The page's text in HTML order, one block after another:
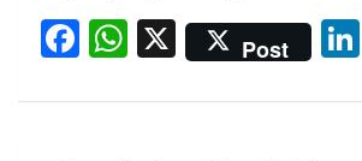
F
ce
W
at
X Post